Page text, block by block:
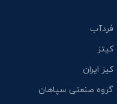
فردآب
کیتز
کیز ایران
گروه صنعتی سپاهان